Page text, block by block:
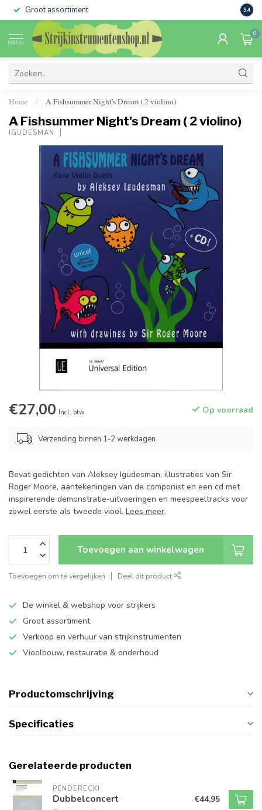
Groot assortiment 9.4
MENU
0
Home / A Fishsummer Night's Dream ( 2 violino)
A Fishsummer Night's Dream ( 2 violino)
IGUDESMAN
€27,00 Incl. btw Op voorraad
Verzending binnen 1-2 werkdagen
Bevat gedichten van Aleksey Igudesman, illustraties van Sir
Roger Moore, aantekeningen van de componist en een cd met
inspirerende demonstratie-uitvoeringen en meespeeltracks voor
zowel eerste als tweede viool. Lees meer.
Toevoegen aan winkelwagen
Toevoegen om te vergelijken Deel dit product
De winkel & webshop voor strijkers
Groot assortiment
Verkoop en verhuur van strijkinstrumenten
Vioolbouw, restauratie & onderhoud
Productomschrijving
Specificaties
Gerelateerde producten
PENDERECKI
Dubbelconcert €44,95